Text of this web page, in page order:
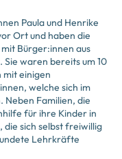
Paula und Henrike
Ort und haben die
Bürger:innen aus
waren bereits um 10
mit einigen
welche sich im
Neben Familien, die
für ihre Kinder in
die sich selbst freiwillig
Lehrkräfte